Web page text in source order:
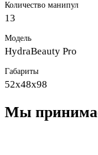
Количество манипул
13
Модель
HydraBeauty Pro
Габариты
52х48х98
Мы